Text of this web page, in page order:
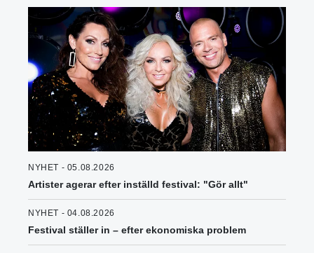
NYHET - 05.08.2026
Artister agerar efter inställd festival: "Gör allt"
NYHET - 04.08.2026
Festival ställer in – efter ekonomiska problem